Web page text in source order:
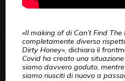
«Il making of di Can’t Find The
completamente diverso
Dirty Honey», dichiara il
Covid ha creato una
siamo davvero goduto,
siamo riusciti di nuovo a